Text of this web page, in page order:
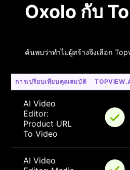
Oxolo กับ
ค้นพบว่าทำไมผู้สร้างจึงเลือก
การเปรียบเทียบคุณสมบัติ
AI Video
Editor:
Product URL
To Video
AI Video